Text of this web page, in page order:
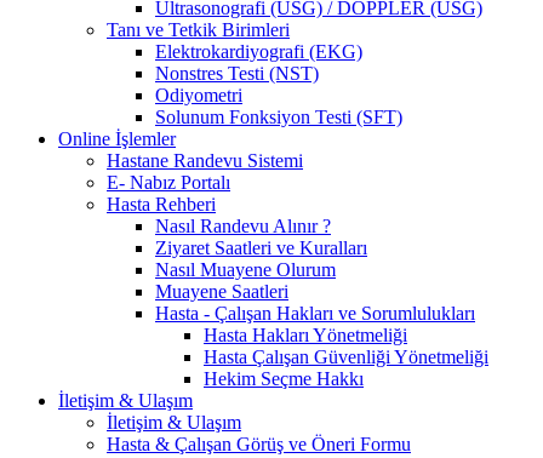
Ultrasonografi (USG) / DOPPLER (USG)
Tanı ve Tetkik Birimleri
Elektrokardiyografi (EKG)
Nonstres Testi (NST)
Odiyometri
Solunum Fonksiyon Testi (SFT)
Online İşlemler
Hastane Randevu Sistemi
E- Nabız Portalı
Hasta Rehberi
Nasıl Randevu Alınır ?
Ziyaret Saatleri ve Kuralları
Nasıl Muayene Olurum
Muayene Saatleri
Hasta - Çalışan Hakları ve Sorumlulukları
Hasta Hakları Yönetmeliği
Hasta Çalışan Güvenliği Yönetmeliği
Hekim Seçme Hakkı
İletişim & Ulaşım
İletişim & Ulaşım
Hasta & Çalışan Görüş ve Öneri Formu